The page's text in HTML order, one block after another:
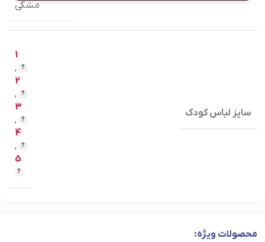
مشکی
سایز لباس کودک
1
,
2
,
3
,
4
,
5
محصولات ویژه: